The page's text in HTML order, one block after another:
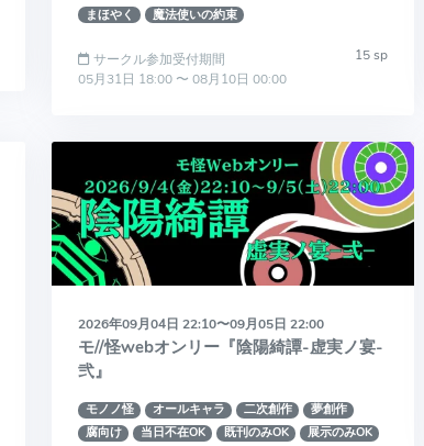
まほやく 魔法使いの約束
15 sp
サークル参加受付期間
05月31日 18:00 〜 08月10日 00:00
2026年09月04日 22:10〜09月05日 22:00
モ//怪webオンリー『陰陽綺譚-虚実ノ宴-
弐』
モノノ怪 オールキャラ 二次創作
夢創作
腐向け
当日不在OK 既刊のみOK
展示のみOK